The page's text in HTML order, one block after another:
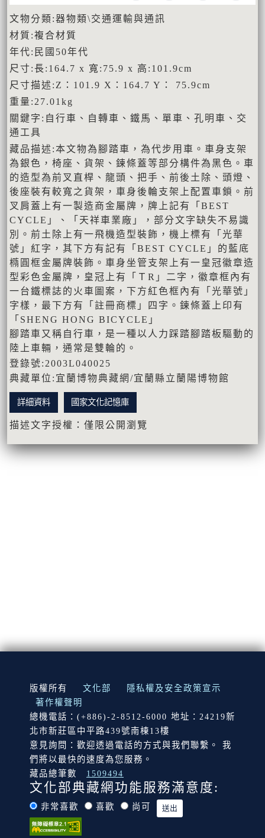
文物分類:器物類\交通運輸與通訊
材質:複合材質
年代:民國50年代
尺寸:長:164.7 x 寬:75.9 x 高:101.9cm
尺寸描述:Z：101.9 X：164.7 Y： 75.9cm
重量:27.01kg
關鍵字:自行車、自轉車、鐵馬、單車、孔明車、交
通工具
藏品描述:本文物為腳踏車，為代步用車。車身支架
為銀色，椅座、貨架、鍊條蓋等部分構件為黑色。車
的造型為前叉直桿、龍頭、把手、前後土除、頭燈、
後座裝有較寬之貨架，車身後輪支架上配置車鎖。前
叉肩蓋上有一製造商金屬牌，牌上記有「BEST
CYCLE」、「天祥車業廠」，部分文字缺失不易識
別。前土除上有一飛機造型裝飾，機上標有「光華
號」紅字，其下方有記有「BEST CYCLE」的藍底
橢圓框金屬牌裝飾。車身坐管支架上有一皇冠徽章造
型彩色金屬牌，皇冠上有「ＴR」二字，徽章框內有
一台鐵標誌的火車圖案，下方紅色框內有「光華號」
字樣，最下方有「註冊商標」四字。鍊條蓋上印有
「SHENG HONG BICYCLE」
腳踏車又稱自行車，是一種以人力踩踏腳踏板驅動的
陸上車輛，通常是雙輪的。
登錄號:2003L040025
典藏單位:宜蘭博物典藏網/宜蘭縣立蘭陽博物館
詳細資料 國家文化記憶庫
描述文字授權：僅限公開瀏覽
:::
版權所有 文化部
隱私權及安全政策宣示
著作權聲明
總機電話：(+886)-2-8512-6000 地址：24219新
北市新莊區中平路439號南棟13樓
意見詢問：歡迎透過電話的方式與我們聯繫。 我
們將以最快的速度為您服務。
藏品總筆數
1509494
文化部典藏網功能服務滿意度:
非常喜歡 喜歡 尚可